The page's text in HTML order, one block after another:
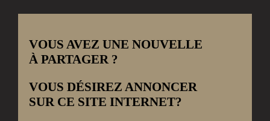
VOUS AVEZ UNE NOUVELLE
À PARTAGER ?
VOUS DÉSIREZ ANNONCER
SUR CE SITE INTERNET?